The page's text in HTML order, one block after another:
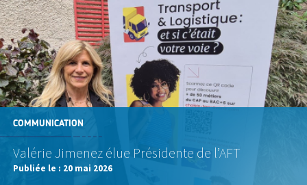
COMMUNICATION
Valérie Jimenez élue Présidente de l’AFT
Publiée le : 20 mai 2026